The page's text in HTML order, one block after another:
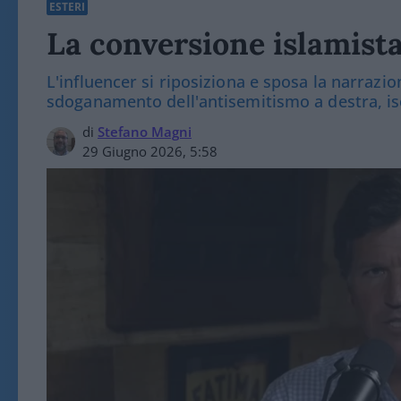
ESTERI
La conversione
L'influencer si riposiziona e sposa la
sdoganamento dell'antisemitismo a destra,
di Stefano Magni
29 Giugno 2026, 5:58